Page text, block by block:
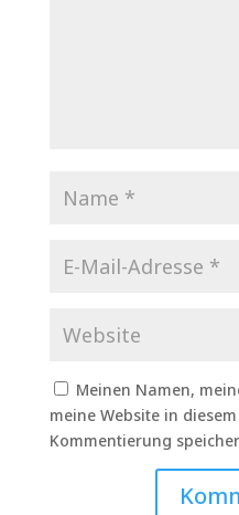
Meinen Namen,
meine Website in
Kommentierung